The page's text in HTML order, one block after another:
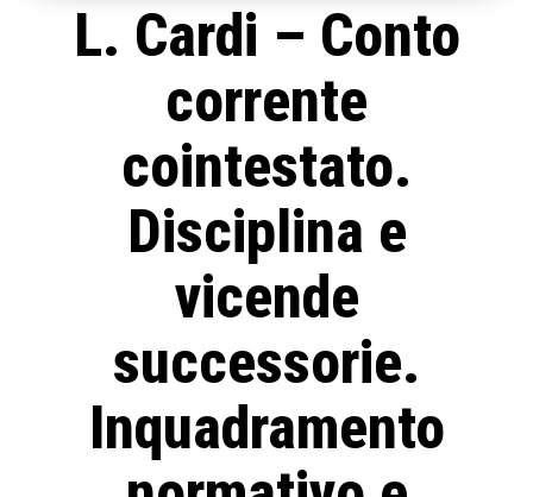
L. Cardi – Conto
corrente
cointestato.
Disciplina e
vicende
successorie.
Inquadramento